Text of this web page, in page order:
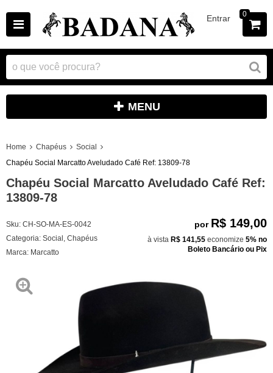
Entrar 0
MENU
Home Chapéus
Social
Chapéu Social Marcatto Aveludado Café Ref: 13809-78
Chapéu Social Marcatto Aveludado Café Ref:
13809-78
Sku: CH-SO-MA-ES-0042
Categoria: Social Chapéus
Marca: Marcatto
por R$ 149,00
à vista R$ 141,55 economize 5% no
Boleto Bancário ou Pix